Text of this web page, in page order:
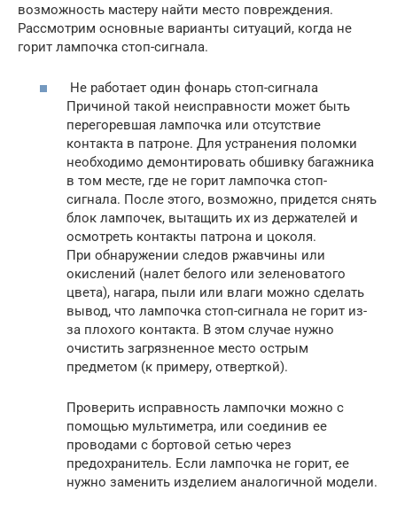
возможность мастеру найти место повреждения.
Рассмотрим основные варианты ситуаций, когда не
горит лампочка стоп-сигнала.
Не работает один фонарь стоп-сигнала
Причиной такой неисправности может быть
перегоревшая лампочка или отсутствие
контакта в патроне. Для устранения поломки
необходимо демонтировать обшивку багажника
в том месте, где не горит лампочка стоп-
сигнала. После этого, возможно, придется снять
блок лампочек, вытащить их из держателей и
осмотреть контакты патрона и цоколя.
При обнаружении следов ржавчины или
окислений (налет белого или зеленоватого
цвета), нагара, пыли или влаги можно сделать
вывод, что лампочка стоп-сигнала не горит из-
за плохого контакта. В этом случае нужно
очистить загрязненное место острым
предметом (к примеру, отверткой).
Проверить исправность лампочки можно с
помощью мультиметра, или соединив ее
проводами с бортовой сетью через
предохранитель. Если лампочка не горит, ее
нужно заменить изделием аналогичной модели.